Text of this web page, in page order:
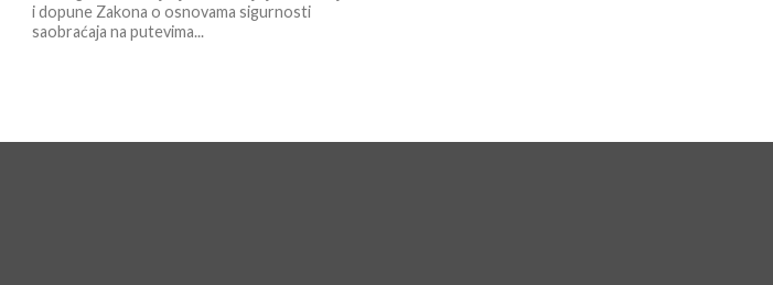
i dopune Zakona o osnovama sigurnosti
saobraćaja na putevima...